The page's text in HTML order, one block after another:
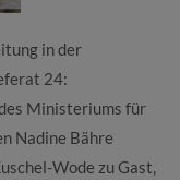
in der
24:
Ministeriums für
Nadine Bähre
Wode zu Gast,